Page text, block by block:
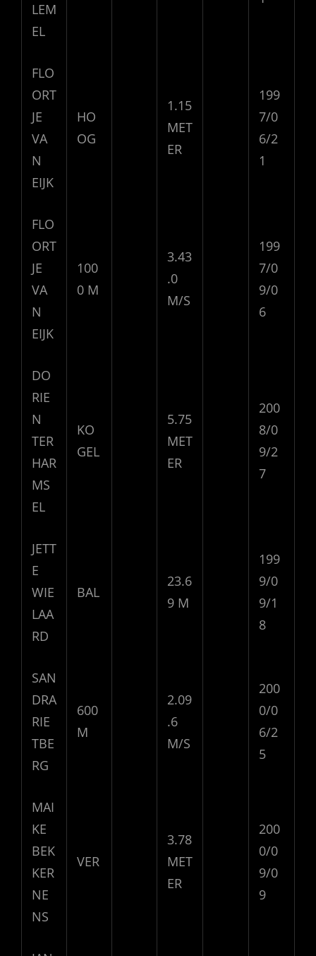
LEM
EL
FLO
ORT
JE
VA
N
EIJK
HO
OG
1.15
MET
ER
199
7/0
6/2
1
FLO
ORT
JE
VA
N
EIJK
100
0 M
3.43
.0
M/S
199
7/0
9/0
6
DO
RIE
N
TER
HAR
MS
EL
KO
GEL
5.75
MET
ER
200
8/0
9/2
7
JETT
E
WIE
LAA
RD
BAL
23.6
9 M
199
9/0
9/1
8
SAN
DRA
RIE
TBE
RG
600
M
2.09
.6
M/S
200
0/0
6/2
5
MAI
KE
BEK
KER
NE
NS
VER
3.78
MET
ER
200
0/0
9/0
9